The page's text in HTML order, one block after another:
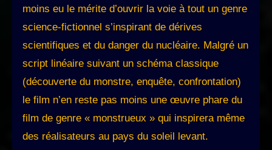
moins eu le mérite d’ouvrir la voie à tout un genre
science-fictionnel s’inspirant de dérives
scientifiques et du danger du nucléaire. Malgré un
script linéaire suivant un schéma classique
(découverte du monstre, enquête, confrontation)
le film n’en reste pas moins une œuvre phare du
film de genre « monstrueux » qui inspirera même
des réalisateurs au pays du soleil levant.